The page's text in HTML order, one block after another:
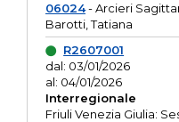
06024- Arcieri
Barotti, Tatiana
R2607001
dal: 03/01/2026
al: 04/01/2026
Interregionale
Friuli Venezia Giulia: